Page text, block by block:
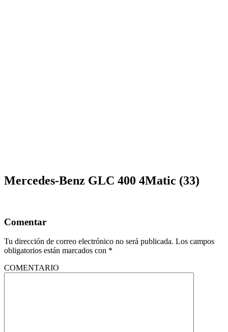
Mercedes-Benz GLC 400 4Matic (33)
Comentar
Tu dirección de correo electrónico no será publicada. Los campos
obligatorios están marcados con *
COMENTARIO